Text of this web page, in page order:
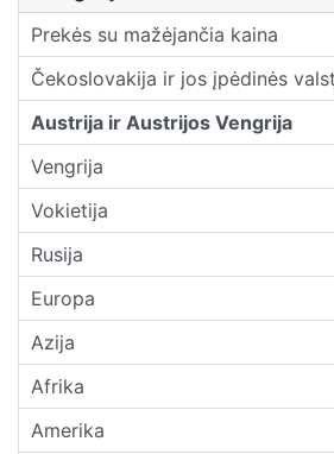
Prekės su mažėjančia kaina
Čekoslovakija ir jos įpėdinės
Austrija ir Austrijos Vengrija
Vengrija
Vokietija
Rusija
Europa
Azija
Afrika
Amerika